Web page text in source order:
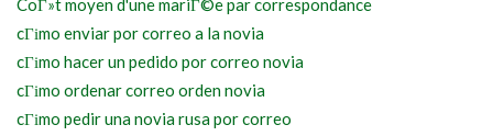
CoГ»t moyen d'une mariГ©e par correspondance
cГіmo enviar por correo a la novia
cГіmo hacer un pedido por correo novia
cГіmo ordenar correo orden novia
cГіmo pedir una novia rusa por correo